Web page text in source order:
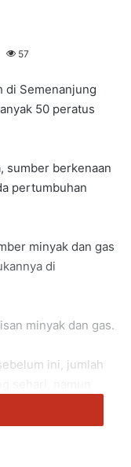
57
di Semenanjung
50 peratus
sumber berkenaan
pertumbuhan
minyak dan gas
di
minyak dan gas.
ini, jumlah